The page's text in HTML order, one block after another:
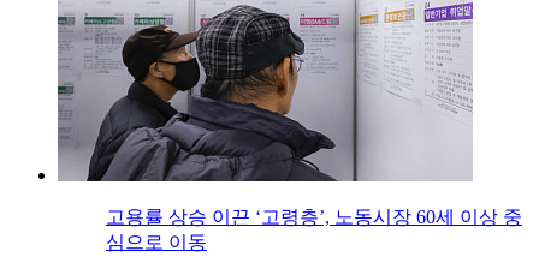
고용률 상승 이끈 ‘고령층’, 노동시장 60세 이상 중
심으로 이동